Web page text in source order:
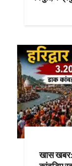
खास खबर: